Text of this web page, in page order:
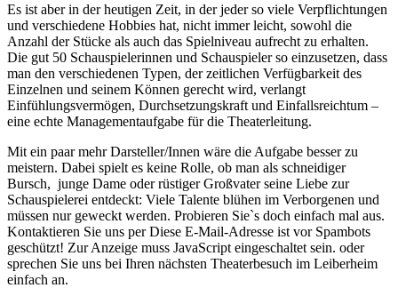
Es ist aber in der heutigen Zeit, in der jeder so viele Verpflichtungen
und verschiedene Hobbies hat, nicht immer leicht, sowohl die
Anzahl der Stücke als auch das Spielniveau aufrecht zu erhalten.
Die gut 50 Schauspielerinnen und Schauspieler so einzusetzen, dass
man den verschiedenen Typen, der zeitlichen Verfügbarkeit des
Einzelnen und seinem Können gerecht wird, verlangt
Einfühlungsvermögen, Durchsetzungskraft und Einfallsreichtum –
eine echte Managementaufgabe für die Theaterleitung.
Mit ein paar mehr Darsteller/Innen wäre die Aufgabe besser zu
meistern. Dabei spielt es keine Rolle, ob man als schneidiger
Bursch, junge Dame oder rüstiger Großvater seine Liebe zur
Schauspielerei entdeckt: Viele Talente blühen im Verborgenen und
müssen nur geweckt werden. Probieren Sie`s doch einfach mal aus.
Kontaktieren Sie uns perDiese E-Mail-Adresse ist vor Spambots
geschützt! Zur Anzeige muss JavaScript eingeschaltet sein. oder
sprechen Sie uns bei Ihren nächsten Theaterbesuch im Leiberheim
einfach an.